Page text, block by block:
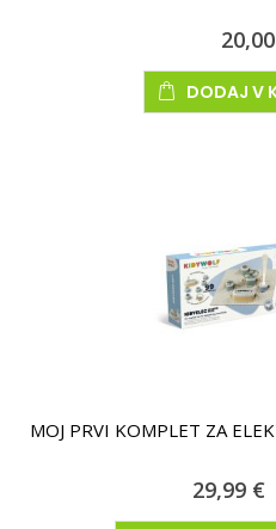
DODAJ V
MOJ PRVI KOMPLET ZA
29,99 €